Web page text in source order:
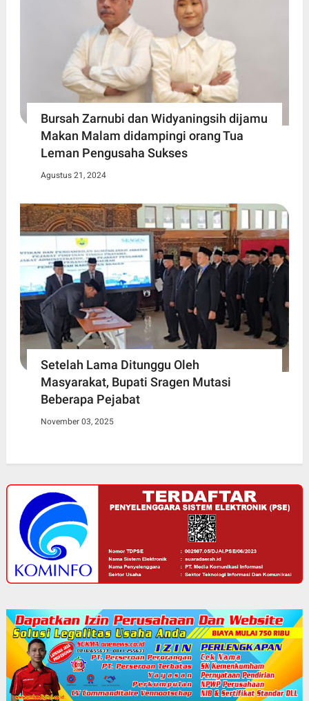
Bursah Zarnubi dan Widyaningsih dijamu
Makan Malam didampingi orang Tua
Leman Pengusaha Sukses
Agustus 21, 2024
Setelah Lama Ditunggu Oleh
Masyarakat, Bupati Sragen Mutasi
Beberapa Pejabat
November 03, 2025